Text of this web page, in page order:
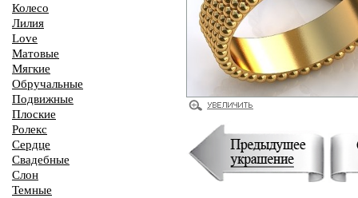
Колесо
Лилия
Love
Матовые
Мягкие
Обручальные
Подвижные
Плоские
Ролекс
Сердце
Свадебные
Слон
Темные